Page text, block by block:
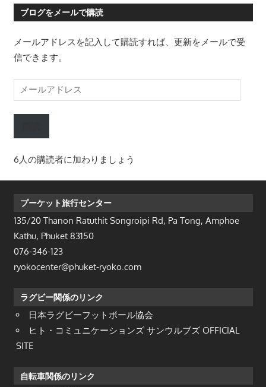
ブログをメールで購読
メールアドレスを記入して購読すれば、更新をメールで受
信できます。
ー
ル
レ
ス
6人の購読者に加わりましょう
プーケット旅行センター
135/20 Thanon Ratuthit Songroipi Rd, Pa Tong, Amphoe
Kathu, Phuket 83150
076-346-123
ryokocenter@phuket-ryoko.com
ラグビー関係のリンク
日本ラグビーフットボール協会
ヒト・コミュニケーションズ サンウルブズ OFFICIAL
SITE
自転車関係のリンク